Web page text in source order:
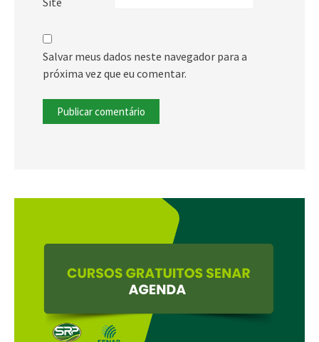
Salvar meus dados neste navegador para a
próxima vez que eu comentar.